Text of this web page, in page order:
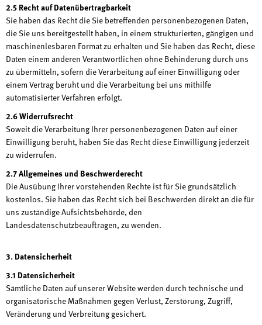
2.5 Recht auf Datenübertragbarkeit
Sie haben das Recht die Sie betreffenden personenbezogenen Daten,
die Sie uns bereitgestellt haben, in einem strukturierten, gängigen und
maschinenlesbaren Format zu erhalten und Sie haben das Recht, diese
Daten einem anderen Verantwortlichen ohne Behinderung durch uns
zu übermitteln, sofern die Verarbeitung auf einer Einwilligung oder
einem Vertrag beruht und die Verarbeitung bei uns mithilfe
automatisierter Verfahren erfolgt.
2.6 Widerrufsrecht
Soweit die Verarbeitung Ihrer personenbezogenen Daten auf einer
Einwilligung beruht, haben Sie das Recht diese Einwilligung jederzeit
zu widerrufen.
2.7 Allgemeines und Beschwerderecht
Die Ausübung Ihrer vorstehenden Rechte ist für Sie grundsätzlich
kostenlos. Sie haben das Recht sich bei Beschwerden direkt an die für
uns zuständige Aufsichtsbehörde, den
Landesdatenschutzbeauftragen, zu wenden.
3. Datensicherheit
3.1 Datensicherheit
Sämtliche Daten auf unserer Website werden durch technische und
organisatorische Maßnahmen gegen Verlust, Zerstörung, Zugriff,
Veränderung und Verbreitung gesichert.